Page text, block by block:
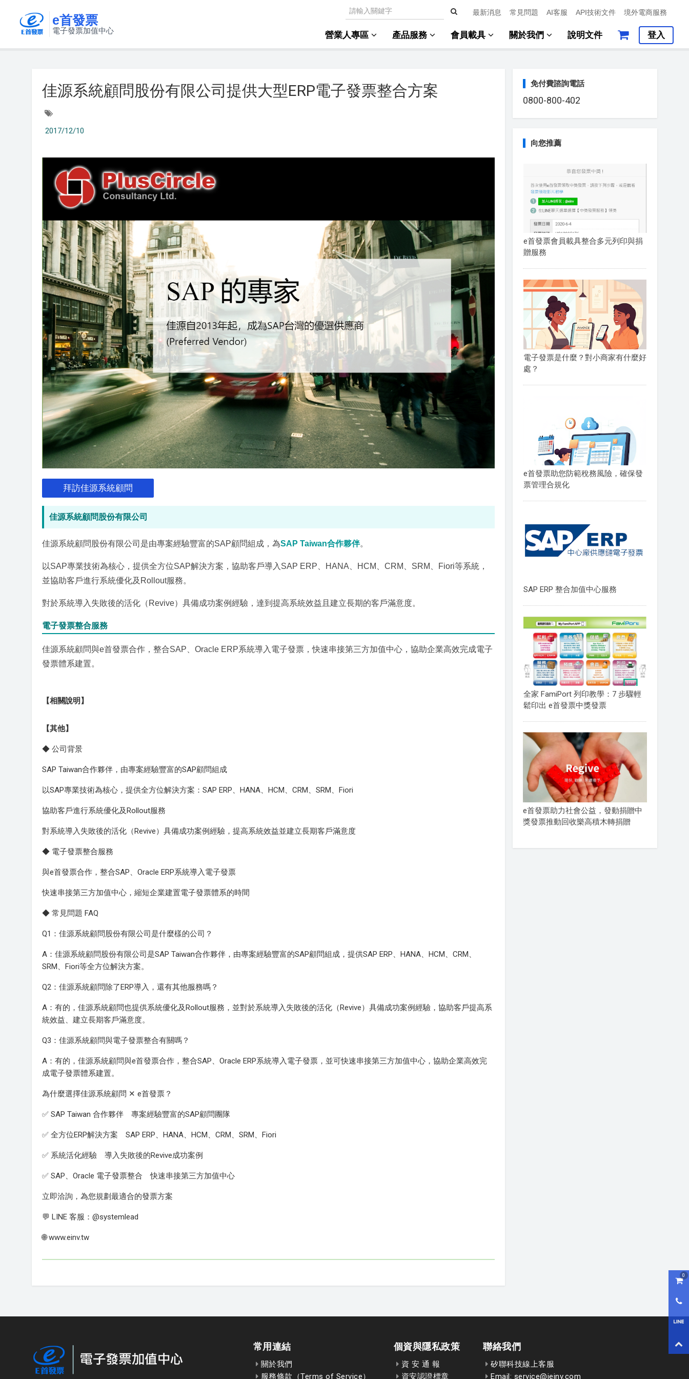
購
0
回
e首發票
電子發票加值中心
最新消息 常見問題 AI客服 API技術文件 境外電商服務
營業人專區 產品服務 會員載具 關於我們 說明文件 登入
佳源系統顧問股份有限公司提供大型ERP電子發票整合方案
2017/12/10
拜訪佳源系統顧問
佳源系統顧問股份有限公司
佳源系統顧問股份有限公司是由專案經驗豐富的SAP顧問組成，為SAP Taiwan合作夥伴。
以SAP專業技術為核心，提供全方位SAP解決方案，協助客戶導入SAP ERP、HANA、HCM、CRM、SRM、Fiori等系統，
並協助客戶進行系統優化及Rollout服務。
對於系統導入失敗後的活化（Revive）具備成功案例經驗，達到提高系統效益且建立長期的客戶滿意度。
電子發票整合服務
佳源系統顧問與e首發票合作，整合SAP、Oracle ERP系統導入電子發票，快速串接第三方加值中心，協助企業高效完成電子
發票體系建置。
【相關說明】
【其他】
◆ 公司背景
SAP Taiwan合作夥伴，由專案經驗豐富的SAP顧問組成
以SAP專業技術為核心，提供全方位解決方案：SAP ERP、HANA、HCM、CRM、SRM、Fiori
協助客戶進行系統優化及Rollout服務
對系統導入失敗後的活化（Revive）具備成功案例經驗，提高系統效益並建立長期客戶滿意度
◆ 電子發票整合服務
與e首發票合作，整合SAP、Oracle ERP系統導入電子發票
快速串接第三方加值中心，縮短企業建置電子發票體系的時間
◆ 常見問題 FAQ
Q1：佳源系統顧問股份有限公司是什麼樣的公司？
A：佳源系統顧問股份有限公司是SAP Taiwan合作夥伴，由專案經驗豐富的SAP顧問組成，提供SAP ERP、HANA、HCM、CRM、
SRM、Fiori等全方位解決方案。
Q2：佳源系統顧問除了ERP導入，還有其他服務嗎？
A：有的，佳源系統顧問也提供系統優化及Rollout服務，並對於系統導入失敗後的活化（Revive）具備成功案例經驗，協助客戶提高系
統效益、建立長期客戶滿意度。
Q3：佳源系統顧問與電子發票整合有關嗎？
A：有的，佳源系統顧問與e首發票合作，整合SAP、Oracle ERP系統導入電子發票，並可快速串接第三方加值中心，協助企業高效完
成電子發票體系建置。
為什麼選擇佳源系統顧問 ✕ e首發票？
✅ SAP Taiwan 合作夥伴 專案經驗豐富的SAP顧問團隊
✅ 全方位ERP解決方案 SAP ERP、HANA、HCM、CRM、SRM、Fiori
✅ 系統活化經驗 導入失敗後的Revive成功案例
✅ SAP、Oracle 電子發票整合 快速串接第三方加值中心
立即洽詢，為您規劃最適合的發票方案
💬 LINE 客服：@systemlead
🌐 www.einv.tw
免付費諮詢電話
0800-800-402
向您推薦
e首發票會員載具整合多元列印與捐
贈服務
電子發票是什麼？對小商家有什麼好
處？
e首發票助您防範稅務風險，確保發
票管理合規化
SAP ERP 整合加值中心服務
全家 FamiPort 列印教學：7 步驟輕
鬆印出 e首發票中獎發票
e首發票助力社會公益，發動捐贈中
獎發票推動回收樂高積木轉捐贈
常用連結
關於我們
服務條款（Terms of Service）
個資與隱私政策
資 安 通 報
資安認證標章
聯絡我們
矽聯科技線上客服
Email: service@ieinv.com